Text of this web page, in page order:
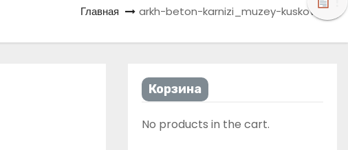
Главная arkh-beton-karnizi_muzey-kuskovo31
Корзина
No products in the cart.